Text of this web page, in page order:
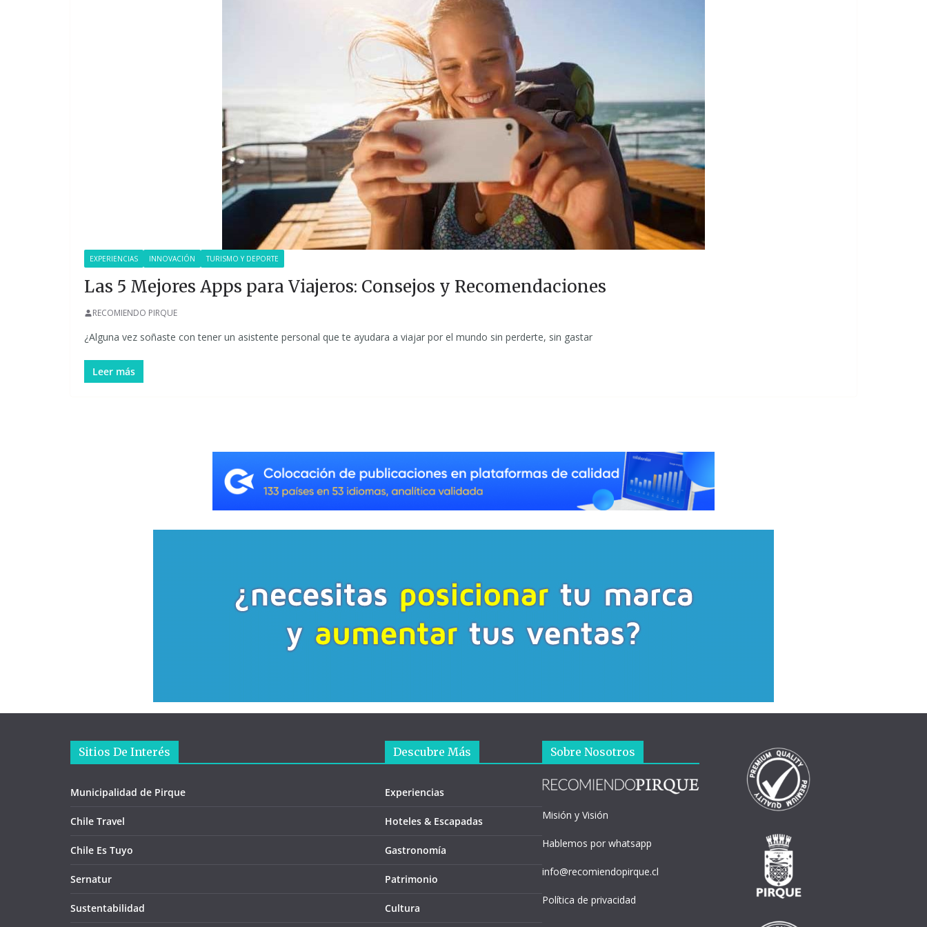
EXPERIENCIAS INNOVACIÓN TURISMO Y DEPORTE
Las 5 Mejores Apps para Viajeros: Consejos y Recomendaciones
RECOMIENDO PIRQUE
¿Alguna vez soñaste con tener un asistente personal que te ayudara a viajar por el mundo sin perderte, sin gastar
Leer más
Sitios De Interés
Municipalidad de Pirque
Chile Travel
Chile Es Tuyo
Sernatur
Sustentabilidad
Descubre Más
Experiencias
Hoteles & Escapadas
Gastronomía
Patrimonio
Cultura
Sobre Nosotros
Misión y Visión
Hablemos por whatsapp
info@recomiendopirque.cl
Política de privacidad